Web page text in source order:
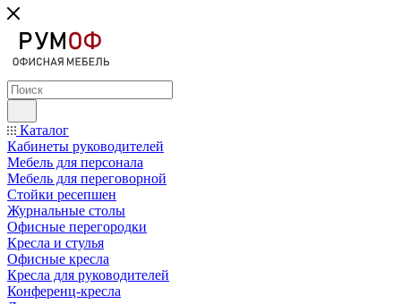
Каталог
Кабинеты руководителей
Мебель для персонала
Мебель для переговорной
Стойки ресепшен
Журнальные столы
Офисные перегородки
Кресла и стулья
Офисные кресла
Кресла для руководителей
Конференц-кресла